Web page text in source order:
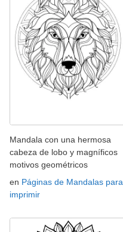
Mandala con una hermosa
cabeza de lobo y magníficos
motivos geométricos
en Páginas de Mandalas para
imprimir